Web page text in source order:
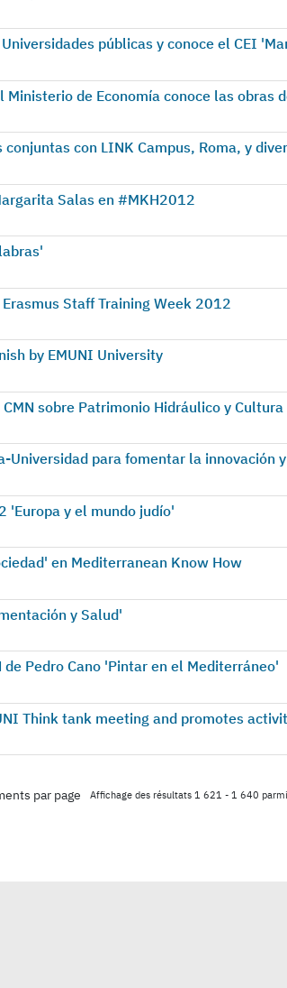
públicas y conoce el CEI
Ministerio de Economía conoce las obras
con LINK Campus, Roma, y
Salas en #MKH2012
Staff Training Week 2012
by EMUNI University
sobre Patrimonio Hidráulico y Cultura
Universidad para fomentar la innovación
'Europa y el mundo judío'
en Mediterranean Know How
y Salud'
de Pedro Cano 'Pintar en el Mediterráneo'
Think tank meeting and promotes
par page Affichage des résultats 1 621 - 1 640